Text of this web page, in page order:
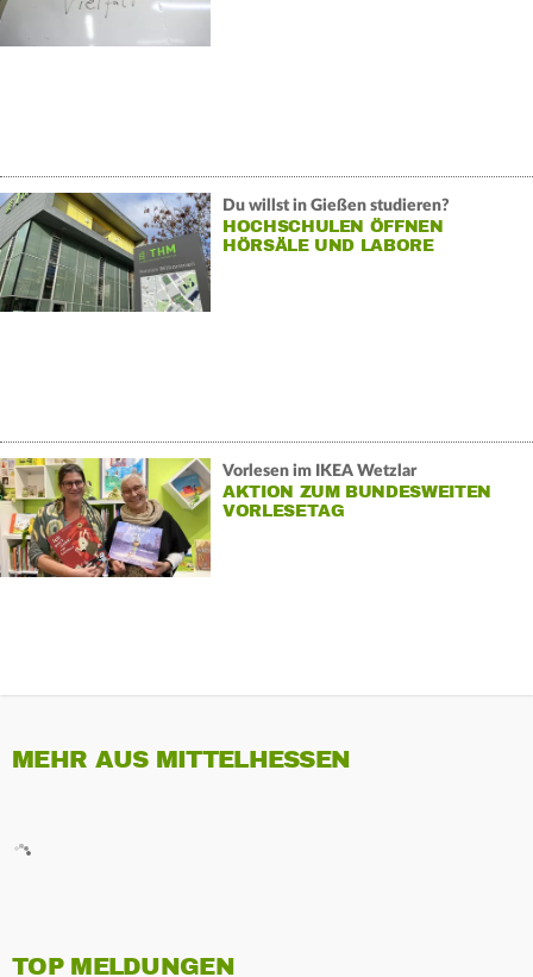
Du willst in Gießen studieren?
HOCHSCHULEN ÖFFNEN
HÖRSÄLE UND LABORE
Vorlesen im IKEA Wetzlar
AKTION ZUM BUNDESWEITEN
VORLESETAG
MEHR AUS MITTELHESSEN
TOP MELDUNGEN